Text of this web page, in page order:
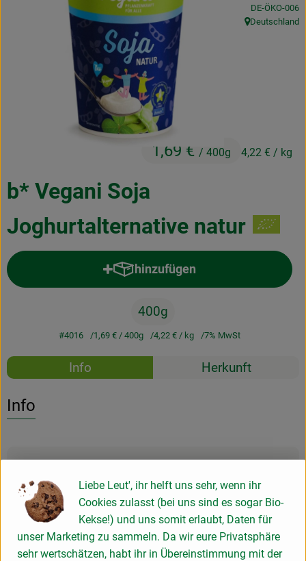
Kochen & Backen
Rezepte
b* Vegani Soja
Joghurtalternative natur
1,69 € / 400g 4,22 € / kg
, Kontrollstelle:
DE-ÖKO-006
, Herkunft:
Deutschland
hinzufügen
Produkt zum Warenkorb
400g
#4016 1,69 € / 400g 4,22 € / kg 7% MwSt
Rezepte
Info Herkunft
Info
Zutaten
Liebe Leut', ihr helft uns sehr, wenn ihr
Cookies zulasst (bei uns sind es sogar Bio-
Kekse!) und uns somit erlaubt, Daten für
unser Marketing zu sammeln. Da wir eure Privatsphäre
sehr wertschätzen, habt ihr in Übereinstimmung mit der